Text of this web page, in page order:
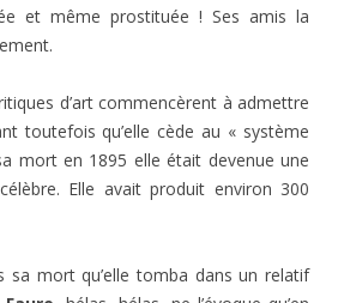
et même prostituée ! Ses amis la
d’art commencèrent à admettre
toutefois qu’elle cède au « système
mort en 1895 elle était devenue une
Elle avait produit environ 300
sa mort qu’elle tomba dans un relatif